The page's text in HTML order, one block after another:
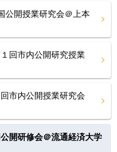
開授業研究会＠上本
回市内公開研究授業
市内公開授業研究会
開研修会＠流通経済大学